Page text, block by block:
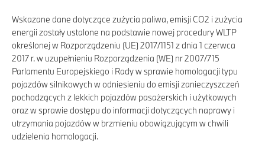
Wskazane dane dotyczące zużycia paliwa, emisji CO2 i zużycia
energii zostały ustalone na podstawie nowej procedury WLTP
określonej w Rozporządzeniu (UE) 2017/1151 z dnia 1 czerwca
2017 r. w uzupełnieniu Rozporządzenia (WE) nr 2007/715
Parlamentu Europejskiego i Rady w sprawie homologacji typu
pojazdów silnikowych w odniesieniu do emisji zanieczyszczeń
pochodzących z lekkich pojazdów pasażerskich i użytkowych
oraz w sprawie dostępu do informacji dotyczących naprawy i
utrzymania pojazdów w brzmieniu obowiązującym w chwili
udzielenia homologacji.